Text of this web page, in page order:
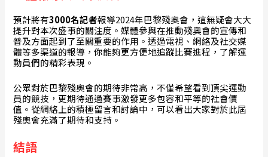
預計將有3000名記者報導2024年巴黎殘奧會，這無疑會大大
提升對本次盛事的關注度。媒體參與在推動殘奧會的宣傳和
普及方面起到了至關重要的作用。透過電視、網絡及社交媒
體等多渠道的報導，你能夠更方便地追蹤比賽進程，了解運
動員們的精彩表現。
公眾對於巴黎殘奧會的期待非常高，不僅希望看到頂尖運動
員的競技，更期待通過賽事激發更多包容和平等的社會價
值。從網絡上的積極留言和討論中，可以看出大家對於此屆
殘奧會充滿了期待和支持。
結語